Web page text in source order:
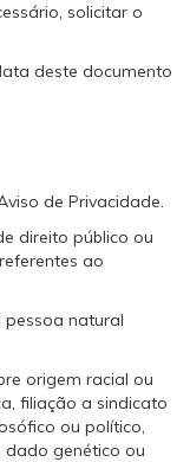
solicitar o
deste documento
de Privacidade.
direito público ou
ao
natural
origem racial ou
filiação a sindicato
ou político,
dado genético ou